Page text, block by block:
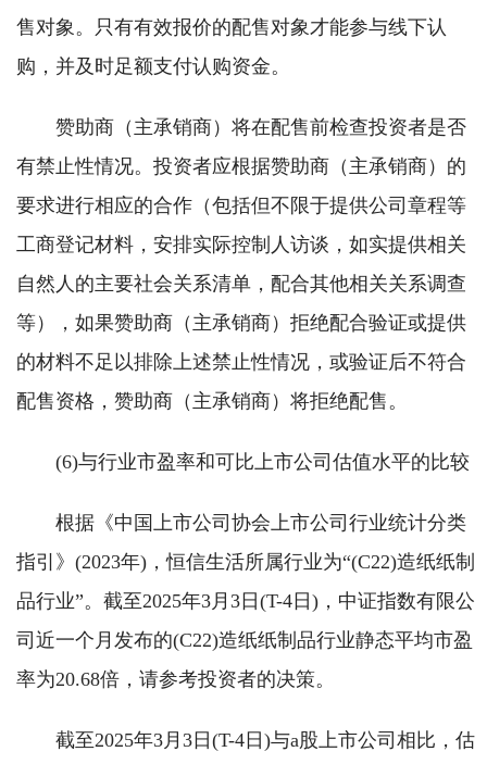
售对象。只有有效报价的配售对象才能参与线下认
购，并及时足额支付认购资金。
赞助商（主承销商）将在配售前检查投资者是否
有禁止性情况。投资者应根据赞助商（主承销商）的
要求进行相应的合作（包括但不限于提供公司章程等
工商登记材料，安排实际控制人访谈，如实提供相关
自然人的主要社会关系清单，配合其他相关关系调查
等），如果赞助商（主承销商）拒绝配合验证或提供
的材料不足以排除上述禁止性情况，或验证后不符合
配售资格，赞助商（主承销商）将拒绝配售。
(6)与行业市盈率和可比上市公司估值水平的比较
根据《中国上市公司协会上市公司行业统计分类
指引》(2023年)，恒信生活所属行业为“(C22)造纸纸制
品行业”。截至2025年3月3日(T-4日)，中证指数有限公
司近一个月发布的(C22)造纸纸制品行业静态平均市盈
率为20.68倍，请参考投资者的决策。
截至2025年3月3日(T-4日)与a股上市公司相比，估